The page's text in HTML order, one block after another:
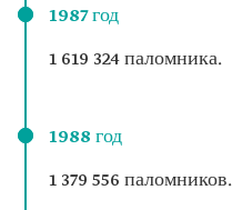
1987 год
1 619 324 паломника.
1988 год
1 379 556 паломников.